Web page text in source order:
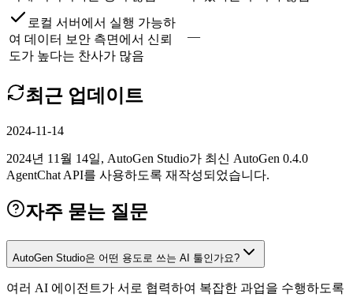
로컬 서버에서 실행 가능하
여 데이터 보안 측면에서 신뢰
도가 높다는 찬사가 많음
—
최근 업데이트
2024-11-14
2024년 11월 14일, AutoGen Studio가 최신 AutoGen 0.4.0
AgentChat API를 사용하도록 재작성되었습니다.
자주 묻는 질문
AutoGen Studio은 어떤 용도로 쓰는 AI 툴인가요?
여러 AI 에이전트가 서로 협력하여 복잡한 과업을 수행하도록